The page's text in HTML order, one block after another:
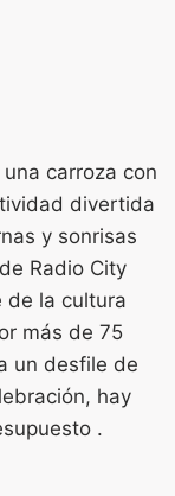
carroza con
divertida
y sonrisas
Radio City
de la cultura
más de 75
un desfile de
hay
.